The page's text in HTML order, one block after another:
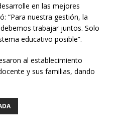
en las mejores
“Para nuestra gestión, la
trabajar juntos. Solo
educativo posible”.
al establecimiento
y sus familias, dando